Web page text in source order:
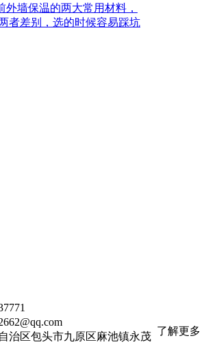
外墙保温的两大常用材料，
者差别，选的时候容易踩坑
了解更多
治区包头市九原区麻池镇永茂